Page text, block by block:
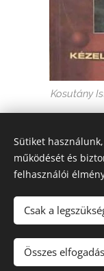
Kosutány
Share
© 2025 Produktív
Az
Sütiket
működését és
felhasználói
Csak a
Összes